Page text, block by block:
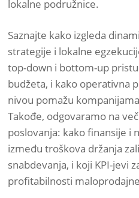
lokalne podružnice.
Saznajte kako izgleda
strategije i lokalne
top-down i bottom-up
budžeta, i kako operativna
nivou pomažu
Takođe, odgovaramo na
poslovanja: kako finansije i
između troškova držanja
snabdevanja, i koji KPI-jevi
profitabilnosti